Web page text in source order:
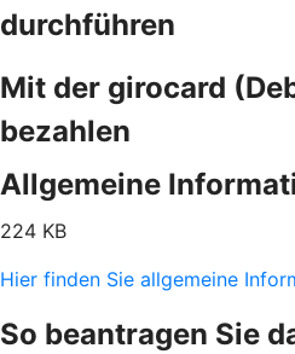
durchführen
Mit der girocard
bezahlen
Allgemeine
224 KB
Hier finden Sie allgemeine
So beantragen Sie